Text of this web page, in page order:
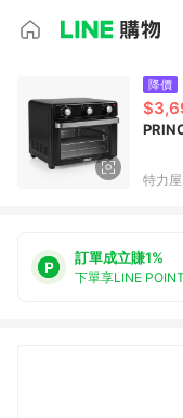
降價
特力屋
訂單成立賺1%
下單享LINE